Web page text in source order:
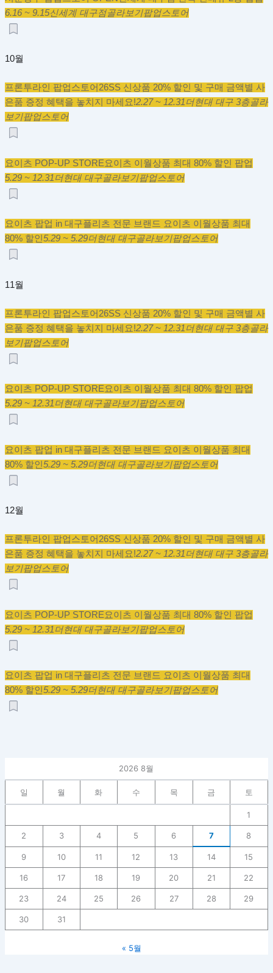
6.16 ~ 9.15신세계 대구점골라보기팝업스토어
10월
프론투라인 팝업스토어26SS 신상품 20% 할인 및 구매 금액별 사
은품 증정 혜택을 놓치지 마세요!2.27 ~ 12.31더현대 대구 3층골라
보기팝업스토어
요이츠 POP-UP STORE요이츠 이월상품 최대 80% 할인 팝업
5.29 ~ 12.31더현대 대구골라보기팝업스토어
요이츠 팝업 in 대구플리츠 전문 브랜드 요이츠 이월상품 최대
80% 할인 5.29 ~ 5.29더현대 대구골라보기팝업스토어
11월
프론투라인 팝업스토어 26SS 신상품 20% 할인 및 구매 금액별 사
은품 증정 혜택을 놓치지 마세요!2.27 ~ 12.31더현대 대구 3층골라
보기팝업스토어
요이츠 POP-UP STORE요이츠 이월상품 최대 80% 할인 팝업
5.29 ~ 12.31더현대 대구골라보기팝업스토어
요이츠 팝업 in 대구플리츠 전문 브랜드 요이츠 이월상품 최대
80% 할인5.29 ~ 5.29더현대 대구골라보기팝업스토어
12월
프론투라인 팝업스토어26SS 신상품 20% 할인 및 구매 금액별 사
은품 증정 혜택을 놓치지 마세요!2.27 ~ 12.31더현대 대구 3층골라
보기팝업스토어
요이츠 POP-UP STORE요이츠 이월상품 최대 80% 할인 팝업
5.29 ~ 12.31더현대 대구골라보기팝업스토어
요이츠 팝업 in 대구플리츠 전문 브랜드 요이츠 이월상품 최대
80% 할인 5.29 ~ 5.29더현대 대구골라보기팝업스토어
2026 8월
일 월 화 수 목 금 토
1
2 3 4 5 6 7 8
9 10 11 12 13 14 15
16 17 18 19 20 21 22
23 24 25 26 27 28 29
30 31
« 5월